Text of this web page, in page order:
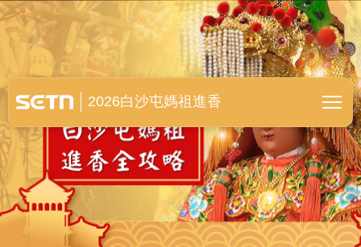
白沙屯媽祖進香全紀錄
2026白沙屯媽祖進香